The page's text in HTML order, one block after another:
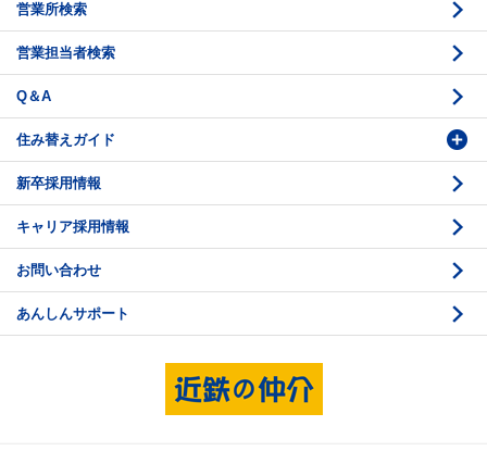
相続と不動産
不動産投資のQ＆A
法人営業センター紹介
鑑定評価の流れ
お問い合わせ・ご相談
鑑定センター紹介
営業所検索
営業担当者検索
Q＆A
住み替えガイド
価格査定
媒介契約
売却活動
売却諸費用
購入のスケジュール
物件資料の読み方 1
物件資料の読み方 2
現地見学のポイント
新卒採用情報
キャリア採用情報
お問い合わせ
あんしんサポート